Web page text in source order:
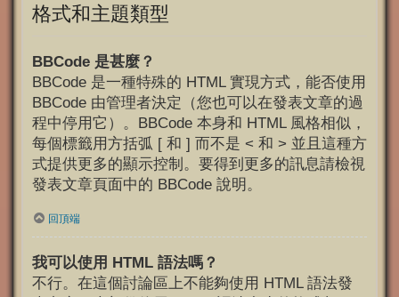
格式和主題類型
BBCode 是甚麼？
BBCode 是一種特殊的 HTML 實現方式，能否使用
BBCode 由管理者決定（您也可以在發表文章的過
程中停用它）。BBCode 本身和 HTML 風格相似，
每個標籤用方括弧 [ 和 ] 而不是 < 和 > 並且這種方
式提供更多的顯示控制。要得到更多的訊息請檢視
發表文章頁面中的 BBCode 說明。
回頂端
我可以使用 HTML 語法嗎？
不行。在這個討論區上不能夠使用 HTML 語法發